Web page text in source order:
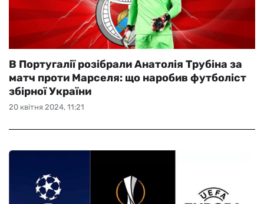
20 квітня 2024, 11:21
В Португалії розібрали Анатолія Трубіна за
матч проти Марселя: що наробив футболіст
збірної України